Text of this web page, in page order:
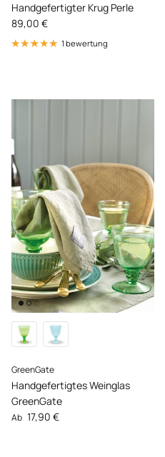
Handgefertigter Krug Perle
Normaler Preis
89,00 €
1 bewertung
GreenGate
Handgefertigtes Weinglas
GreenGate
Normaler Preis
Ab 17,90 €